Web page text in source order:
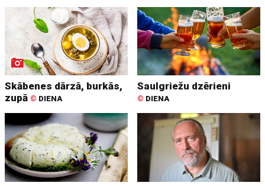
Skābenes dārzā, burkās,
zupā © DIENA
Saulgriežu dzērieni
© DIENA